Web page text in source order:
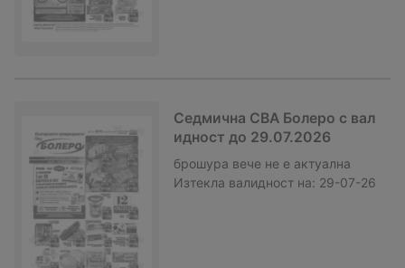
Седмична CBA Болеро с вал
идност до 29.07.2026
брошура вече не е актуална
Изтекла валидност на: 29-07-26